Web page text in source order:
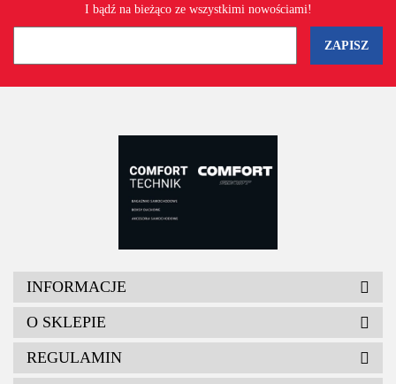
I bądź na bieżąco ze wszystkimi nowościami!
INFORMACJE
O SKLEPIE
REGULAMIN